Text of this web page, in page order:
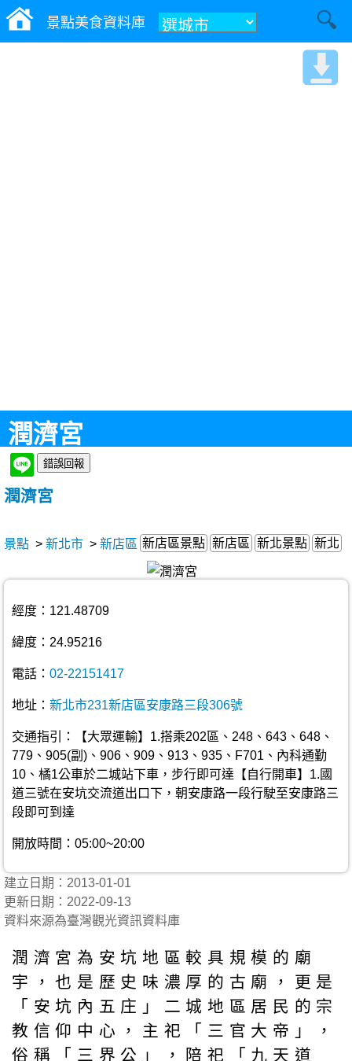
景點美食資料庫
潤濟宮
潤濟宮
景點 > 新北市 > 新店區 新店區景點 新店區 新北景點 新北
經度：121.48709
緯度：24.95216
電話： 02-22151417
地址： 新北市231新店區安康路三段306號
交通指引：【大眾運輸】1.搭乘202區、248、643、648、
779、905(副)、906、909、913、935、F701、內科通勤
10、橘1公車於二城站下車，步行即可達【自行開車】1.國
道三號在安坑交流道出口下，朝安康路一段行駛至安康路三
段即可到達
開放時間：05:00~20:00
建立日期：2013-01-01
更新日期：2022-09-13
資料來源為臺灣觀光資訊資料庫
潤濟宮為安坑地區較具規模的廟
宇，也是歷史味濃厚的古廟，更是
「安坑內五庄」二城地區居民的宗
教信仰中心，主祀「三官大帝」，
俗稱「三界公」，陪祀「九天道